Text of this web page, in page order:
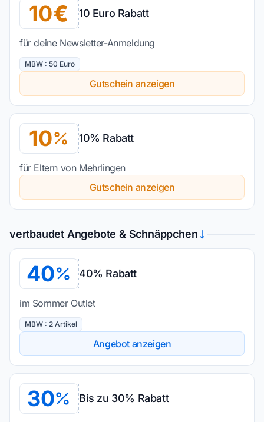
10 10 Euro Rabatt
für deine Newsletter-Anmeldung
MBW : 50 Euro
Gutschein anzeigen
10 10% Rabatt
für Eltern von Mehrlingen
Gutschein anzeigen
vertbaudet Angebote & Schnäppchen
40 40% Rabatt
im Sommer Outlet
MBW : 2 Artikel
Angebot anzeigen
30 Bis zu 30% Rabatt